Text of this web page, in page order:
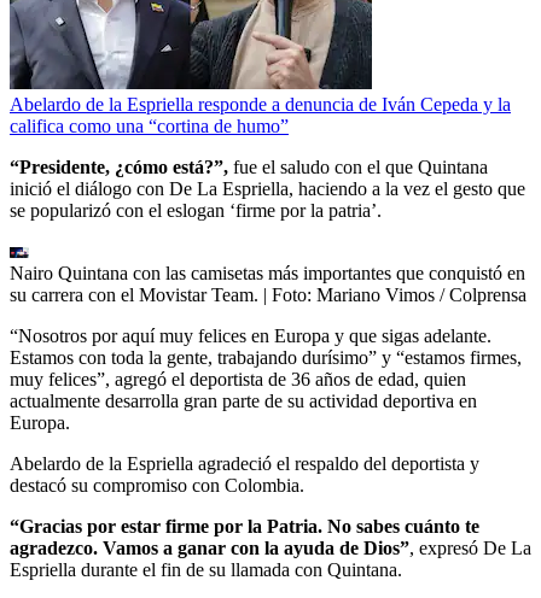
Abelardo de la Espriella responde a denuncia de Iván Cepeda y la
califica como una “cortina de humo”
“Presidente, ¿cómo está?”, fue el saludo con el que Quintana
inició el diálogo con De La Espriella, haciendo a la vez el gesto que
se popularizó con el eslogan ‘firme por la patria’.
Nairo Quintana con las camisetas más importantes que conquistó en
su carrera con el Movistar Team. | Foto: Mariano Vimos / Colprensa
“Nosotros por aquí muy felices en Europa y que sigas adelante.
Estamos con toda la gente, trabajando durísimo” y “estamos firmes,
muy felices”, agregó el deportista de 36 años de edad, quien
actualmente desarrolla gran parte de su actividad deportiva en
Europa.
Abelardo de la Espriella agradeció el respaldo del deportista y
destacó su compromiso con Colombia.
“Gracias por estar firme por la Patria. No sabes cuánto te
agradezco. Vamos a ganar con la ayuda de Dios”, expresó De La
Espriella durante el fin de su llamada con Quintana.